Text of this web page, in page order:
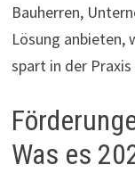
Bauherren,
Lösung anbieten,
spart in der
Was es